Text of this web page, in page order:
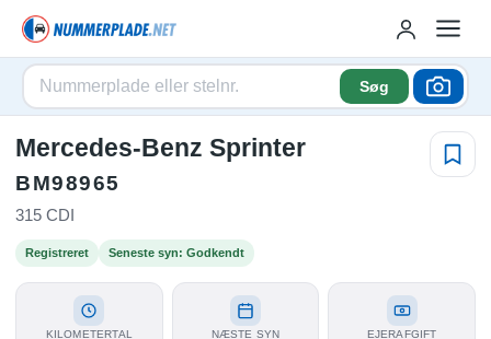
Søg
Mercedes-Benz Sprinter
BM98965
315 CDI
Registreret Seneste syn: Godkendt
KILOMETERTAL NÆSTE SYN EJERAFGIFT